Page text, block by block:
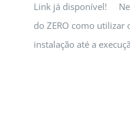
Link já disponível!
do ZERO como utilizar
instalação até a